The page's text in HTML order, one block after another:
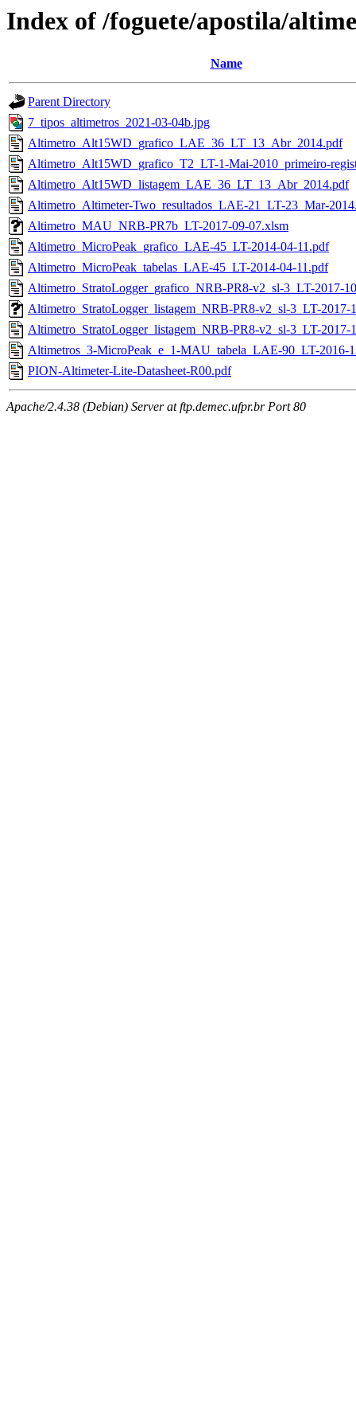
Index of /foguete/apostila/
Name
Parent Directory
7_tipos_altimetros_2021-03-04b.jpg
Altimetro_Alt15WD_grafico_LAE_36_LT_13_Abr_2014.pdf
Altimetro_Alt15WD_grafico_T2_LT-1-Mai-2010_primeiro-
Altimetro_Alt15WD_listagem_LAE_36_LT_13_Abr_2014.pdf
Altimetro_Altimeter-Two_resultados_LAE-21_LT-23_Mar-
Altimetro_MAU_NRB-PR7b_LT-2017-09-07.xlsm
Altimetro_MicroPeak_grafico_LAE-45_LT-2014-04-11.pdf
Altimetro_MicroPeak_tabelas_LAE-45_LT-2014-04-11.pdf
Altimetro_StratoLogger_grafico_NRB-PR8-v2_sl-3_LT-2017-
Altimetro_StratoLogger_listagem_NRB-PR8-v2_sl-3_LT-2017-
Altimetro_StratoLogger_listagem_NRB-PR8-v2_sl-3_LT-2017-
Altimetros_3-MicroPeak_e_1-MAU_tabela_LAE-90_LT-2016-
PION-Altimeter-Lite-Datasheet-R00.pdf
Apache/2.4.38 (Debian) Server at ftp.demec.ufpr.br Port 80